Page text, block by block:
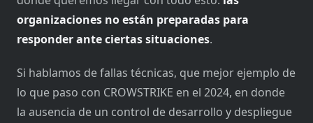
organizaciones no están preparadas para
responder ante ciertas situaciones.
Si hablamos de fallas técnicas, que mejor ejemplo de
lo que paso con CROWSTRIKE en el 2024, en donde
la ausencia de un control de desarrollo y despliegue